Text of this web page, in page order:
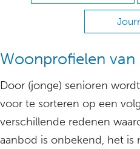
Woonprofielen van
Door (jonge) senioren
voor te sorteren op een
verschillende redenen
aanbod is onbekend, het is